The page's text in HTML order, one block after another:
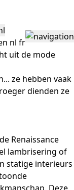
nl fr
uit de mode
ze hebben vaak
dienden ze
Renaissance
lambrisering of
statige interieurs